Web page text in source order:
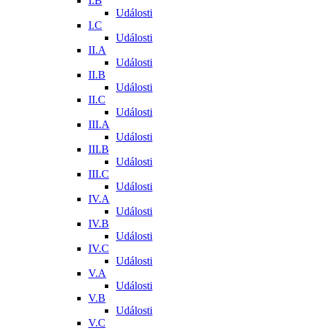
Události
I.C
Události
II.A
Události
II.B
Události
II.C
Události
III.A
Události
III.B
Události
III.C
Události
IV.A
Události
IV.B
Události
IV.C
Události
V.A
Události
V.B
Události
V.C